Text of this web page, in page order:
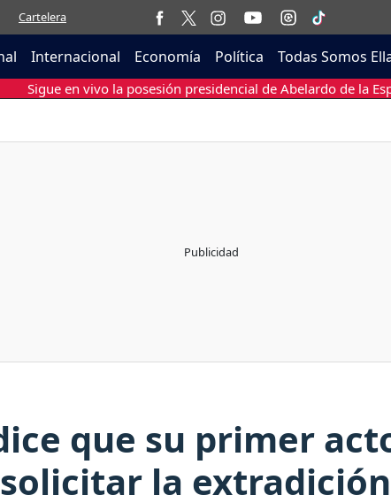
Cartelera
Internacional Economía Política Todas Somos
Sigue en vivo la posesión presidencial de Abelardo de la
que su primer
la